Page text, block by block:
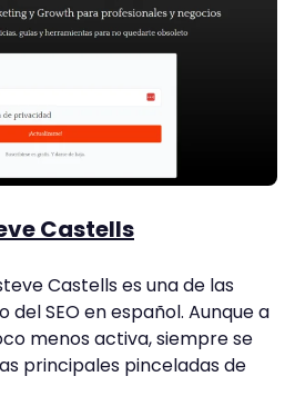
Castells
Castells es una de las
SEO en español. Aunque a
menos activa, siempre se
principales pinceladas de